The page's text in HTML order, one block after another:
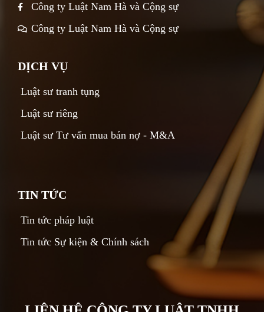
Công ty Luật Nam Hà và Cộng sự
Công ty Luật Nam Hà và Cộng sự
DỊCH VỤ
Luật sư tranh tụng
Luật sư riêng
Luật sư Tư vấn mua bán nợ - M&A
TIN TỨC
Tin tức pháp luật
Tin tức Sự kiện & Chính sách